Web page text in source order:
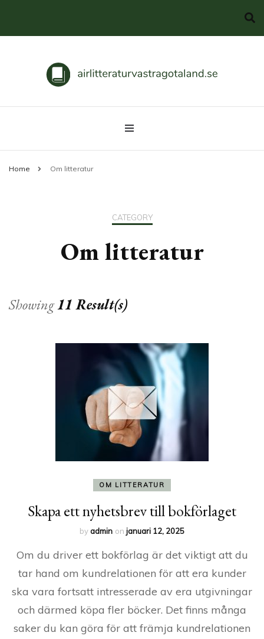
airlitteraturvastragotaland.se
Svenska klassiker
Home Om litteratur
CATEGORY
Om litteratur
Showing11 Result(s)
OM LITTERATUR
Skapa ett nyhetsbrev till bokförlaget
byadmin on januari 12, 2025
Om du driver ett bokförlag är det viktigt att du
tar hand om kundrelationen för att era kunder
ska vara fortsatt intresserade av era utgivningar
och därmed köpa fler böcker. Det finns många
saker du kan göra för att främja kundrelationen